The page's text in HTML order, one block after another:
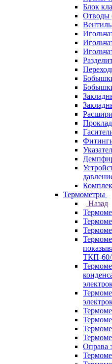
Блок
Отводы
Термометры
Назад
ТКП-
Оправа